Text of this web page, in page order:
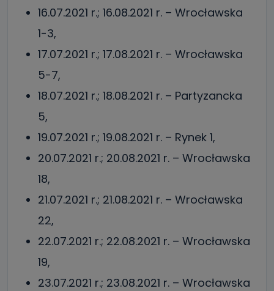
16.07.2021 r.; 16.08.2021 r. – Wrocławska
1-3,
17.07.2021 r.; 17.08.2021 r. – Wrocławska
5-7,
18.07.2021 r.; 18.08.2021 r. – Partyzancka
5,
19.07.2021 r.; 19.08.2021 r. – Rynek 1,
20.07.2021 r.; 20.08.2021 r. – Wrocławska
18,
21.07.2021 r.; 21.08.2021 r. – Wrocławska
22,
22.07.2021 r.; 22.08.2021 r. – Wrocławska
19,
23.07.2021 r.; 23.08.2021 r. – Wrocławska